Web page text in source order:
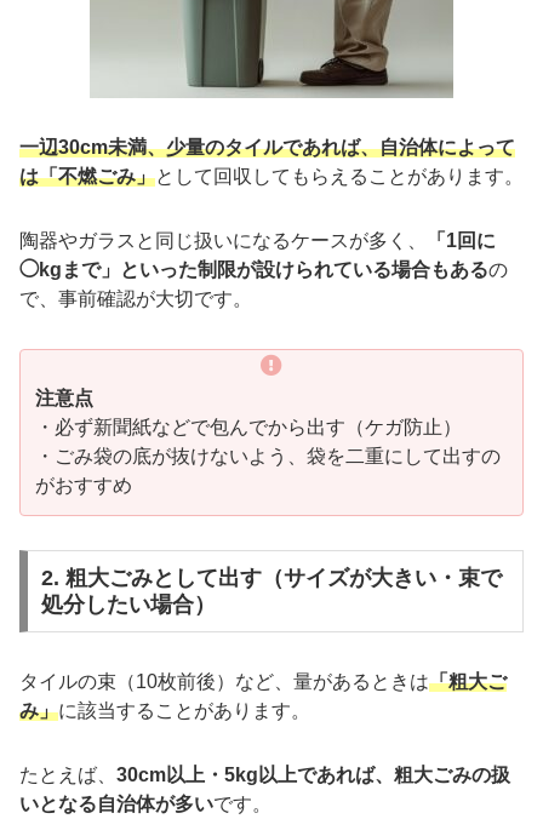
一辺30cm未満、少量のタイルであれば、自治体によって
は「不燃ごみ」として回収してもらえることがあります。
陶器やガラスと同じ扱いになるケースが多く、
「1回に
◯kgまで」といった制限が設けられている場合もあるの
で、事前確認が大切です。
注意点
・必ず新聞紙などで包んでから出す（ケガ防止）
・ごみ袋の底が抜けないよう、袋を二重にして出すの
がおすすめ
2. 粗大ごみとして出す（サイズが大きい・束で
処分したい場合）
タイルの束（10枚前後）など、量があるときは「粗大ご
み」に該当することがあります。
たとえば、 30cm以上・5kg以上であれば、粗大ごみの扱
いとなる自治体が多いです。